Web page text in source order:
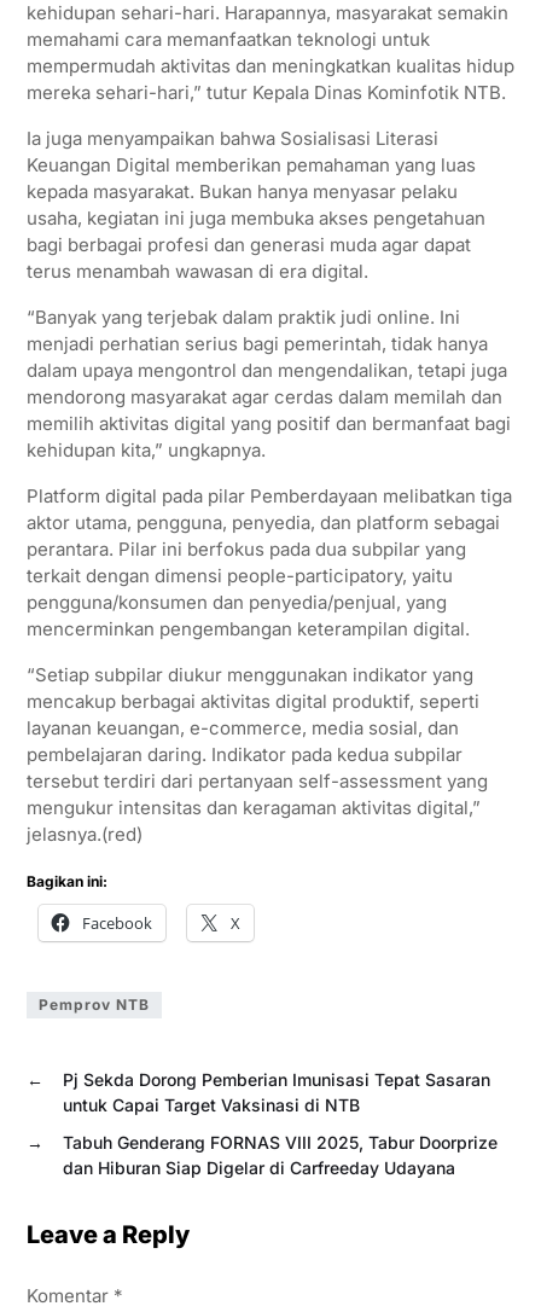
kehidupan sehari-hari. Harapannya, masyarakat semakin
memahami cara memanfaatkan teknologi untuk
mempermudah aktivitas dan meningkatkan kualitas hidup
mereka sehari-hari,” tutur Kepala Dinas Kominfotik NTB.
Ia juga menyampaikan bahwa Sosialisasi Literasi
Keuangan Digital memberikan pemahaman yang luas
kepada masyarakat. Bukan hanya menyasar pelaku
usaha, kegiatan ini juga membuka akses pengetahuan
bagi berbagai profesi dan generasi muda agar dapat
terus menambah wawasan di era digital.
“Banyak yang terjebak dalam praktik judi online. Ini
menjadi perhatian serius bagi pemerintah, tidak hanya
dalam upaya mengontrol dan mengendalikan, tetapi juga
mendorong masyarakat agar cerdas dalam memilah dan
memilih aktivitas digital yang positif dan bermanfaat bagi
kehidupan kita,” ungkapnya.
Platform digital pada pilar Pemberdayaan melibatkan tiga
aktor utama, pengguna, penyedia, dan platform sebagai
perantara. Pilar ini berfokus pada dua subpilar yang
terkait dengan dimensi people-participatory, yaitu
pengguna/konsumen dan penyedia/penjual, yang
mencerminkan pengembangan keterampilan digital.
“Setiap subpilar diukur menggunakan indikator yang
mencakup berbagai aktivitas digital produktif, seperti
layanan keuangan, e-commerce, media sosial, dan
pembelajaran daring. Indikator pada kedua subpilar
tersebut terdiri dari pertanyaan self-assessment yang
mengukur intensitas dan keragaman aktivitas digital,”
jelasnya.(red)
Bagikan ini:
Facebook X
Pemprov NTB
←
Pj Sekda Dorong Pemberian Imunisasi Tepat Sasaran
untuk Capai Target Vaksinasi di NTB
→
Tabuh Genderang FORNAS VIII 2025, Tabur Doorprize
dan Hiburan Siap Digelar di Carfreeday Udayana
Leave a Reply
Komentar *